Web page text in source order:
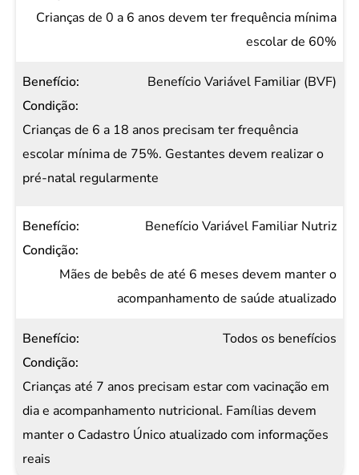
Crianças de 0 a 6 anos devem ter frequência mínima
escolar de 60%
Benefício Variável Familiar (BVF)
Crianças de 6 a 18 anos precisam ter frequência
escolar mínima de 75%. Gestantes devem realizar o
pré-natal regularmente
Benefício Variável Familiar Nutriz
Mães de bebês de até 6 meses devem manter o
acompanhamento de saúde atualizado
Todos os benefícios
Crianças até 7 anos precisam estar com vacinação em
dia e acompanhamento nutricional. Famílias devem
manter o Cadastro Único atualizado com informações
reais